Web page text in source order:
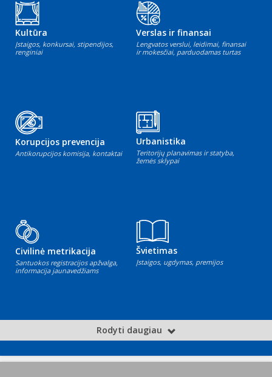
Kultūra
Įstaigos, konkursai, stipendijos,
renginiai
Verslas ir finansai
Lengvatos verslui, leidimai, finansai
ir mokesčiai, parduodamas turtas
Korupcijos prevencija
Antikorupcijos komisija, kontaktai
Urbanistika
Teritorijų planavimas ir statyba,
žemės sklypai
Civilinė metrikacija
Santuokos registracijos apžvalga,
informacija jaunavedžiams
Švietimas
Įstaigos, ugdymas, premijos
Rodyti daugiau